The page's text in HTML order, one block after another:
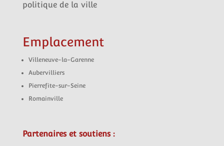
politique de la ville
Emplacement
Villeneuve-la-Garenne
Aubervilliers
Pierrefite-sur-Seine
Romainville
Partenaires et soutiens :